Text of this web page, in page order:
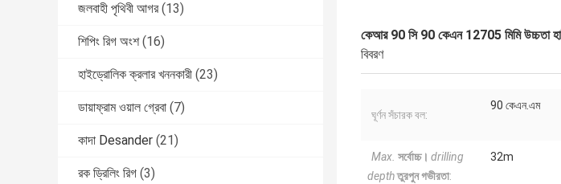
জলবাহী পৃথিবী আগর (13)
শিপিং রিগ অংশ (16)
হাইড্রোলিক ক্রলার খননকারী (23)
ডায়াফ্রাম ওয়াল গ্রেবা (7)
কাদা Desander (21)
রক ড্রিলিং রিগ (3)
কেআর 90 সি 90 কেএন 12705 মিমি উচ্চতা
বিবরণ
ঘূর্ণন সঁচারক বল:
90 কেএন.এম
Max. সর্বোচ্চ। drilling
depthতুরপুন গভীরতা:
32m